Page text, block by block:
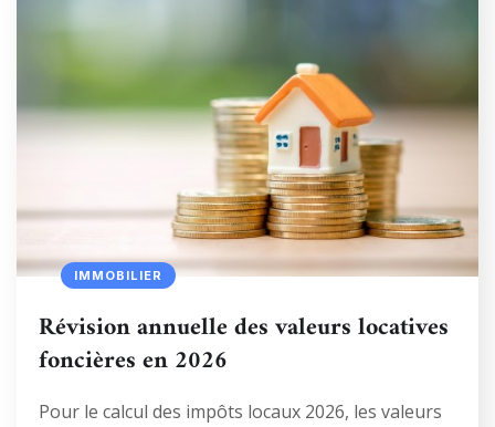
IMMOBILIER
Révision annuelle des valeurs locatives
foncières en 2026
Pour le calcul des impôts locaux 2026, les valeurs